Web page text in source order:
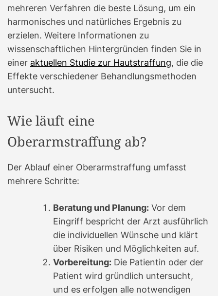
mehreren Verfahren die beste Lösung, um ein
harmonisches und natürliches Ergebnis zu
erzielen. Weitere Informationen zu
wissenschaftlichen Hintergründen finden Sie in
einer aktuellen Studie zur Hautstraffung, die die
Effekte verschiedener Behandlungsmethoden
untersucht.
Wie läuft eine
Oberarmstraffung ab?
Der Ablauf einer Oberarmstraffung umfasst
mehrere Schritte:
Beratung und Planung: Vor dem
Eingriff bespricht der Arzt ausführlich
die individuellen Wünsche und klärt
über Risiken und Möglichkeiten auf.
Vorbereitung: Die Patientin oder der
Patient wird gründlich untersucht,
und es erfolgen alle notwendigen